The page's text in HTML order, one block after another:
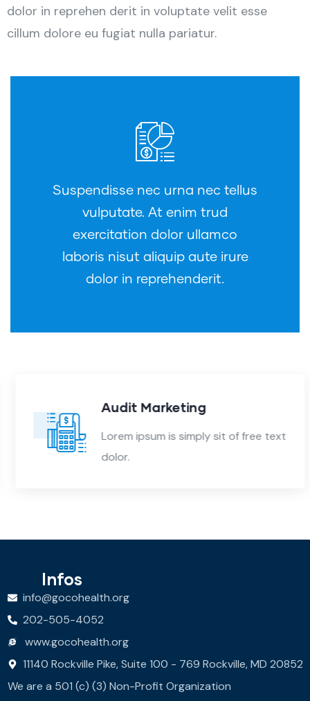
dolor in reprehen derit in voluptate velit esse
cillum dolore eu fugiat nulla pariatur.
Suspendisse nec urna nec tellus
vulputate. At enim trud
exercitation dolor ullamco
laboris nisut aliquip aute irure
dolor in reprehenderit.
Audit Marketing
Lorem ipsum is simply sit of free text
dolor.
Infos
info@gocohealth.org
202-505-4052
www.gocohealth.org
11140 Rockville Pike, Suite 100 - 769 Rockville, MD 20852
We are a 501 (c) (3) Non-Profit Organization